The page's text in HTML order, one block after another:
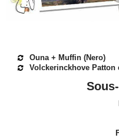
Ouna + Muffin (Nero)
Volckerinckhove Patton